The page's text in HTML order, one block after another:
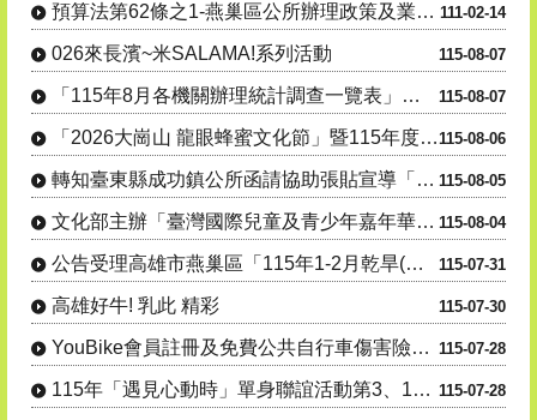
111-02-14
預算法第62條之1-燕巢區公所辦理政策及業務宣導之執行情形表
115-08-07
026來長濱~米SALAMA!系列活動
115-08-07
「115年8月各機關辦理統計調查一覽表」，供為民眾 向「165反詐騙專線」
115-08-06
「2026大崗山 龍眼蜂蜜文化節」暨115年度產銷履歷豬肉暨米食推廣- 『豬香米寶 蜜香田寮』豬肉米....
115-08-05
轉知臺東縣成功鎮公所函請協助張貼宣導「115年度成功鎮阿美族文化節暨傳統舞蹈競賽及族語推廣系列活動」....
115-08-04
文化部主辦「臺灣國際兒童及青少年嘉年華」活動
115-07-31
公告受理高雄市燕巢區「115年1-2月乾旱(遲發性)」蜂群(蜜源缺乏)農業天然災害現金救助及受災證明....
115-07-30
高雄好牛! 乳此 精彩
115-07-28
YouBike會員註冊及免費公共自行車傷害險投保宣導
115-07-28
115年「遇見心動時」單身聯誼活動第3、10-14梯次，8月7日至16日受理網路報名，歡迎踴躍參與